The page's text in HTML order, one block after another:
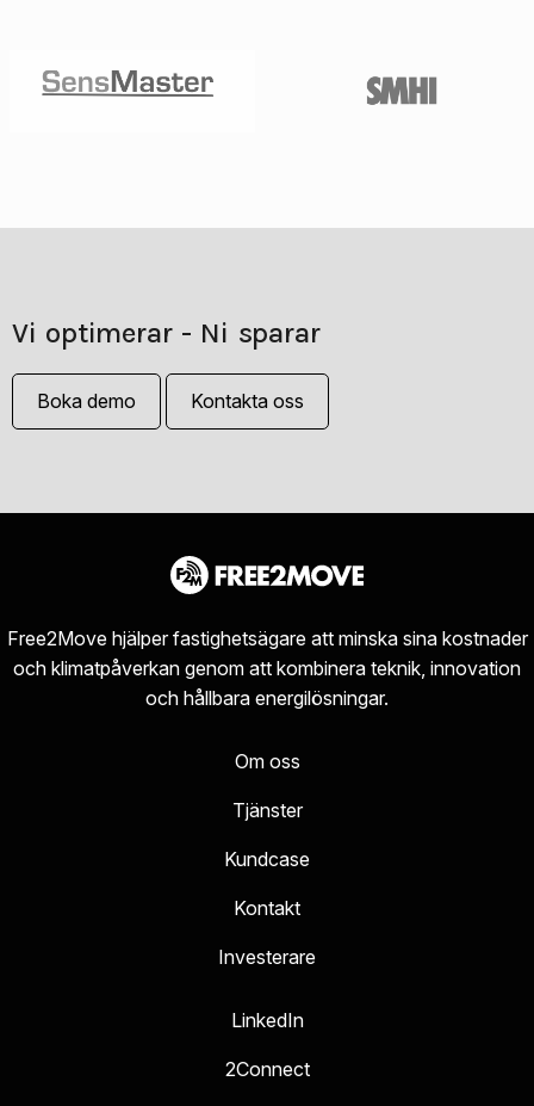
Vi optimerar - Ni sparar
Boka demo Kontakta oss
Free2Move hjälper fastighetsägare att minska sina kostnader
och klimatpåverkan genom att kombinera teknik, innovation
och hållbara energilösningar.
Om oss
Tjänster
Kundcase
Kontakt
Investerare
LinkedIn
2Connect